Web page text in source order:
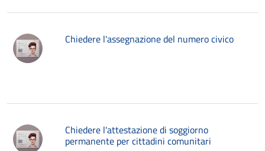
Chiedere l'assegnazione del numero civico
Chiedere l'attestazione di soggiorno
permanente per cittadini comunitari